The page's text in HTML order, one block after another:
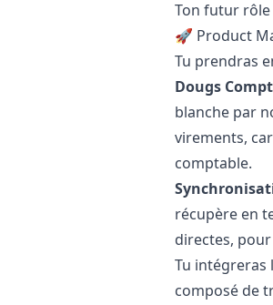
Ton futur rôle
🚀 Product
Tu prendras
Dougs
blanche par
virements,
comptable.
récupère en
directes,
Tu intégreras
composé de